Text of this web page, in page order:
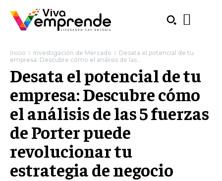
Inicio Investigación de Mercado
Desata el potencial de tu
empresa: Descubre cómo el análisis de las...
Desata el potencial de tu
empresa: Descubre cómo
el análisis de las 5 fuerzas
de Porter puede
revolucionar tu
estrategia de negocio